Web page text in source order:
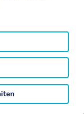
Kunden zu
Käufer zu
Kombination
einer Portion
und